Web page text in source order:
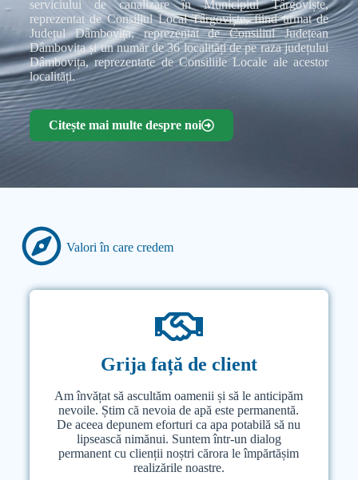
serviciului de canalizare în Municipiul Târgoviște,
reprezentat de Consiliul Local Târgoviște, fiind urmat de
Județul Dâmbovița, reprezentat de Consiliul Județean
Dâmbovița și un număr de 36 localități de pe raza județului
Dâmbovița, reprezentate de Consiliile Locale ale acestor
localități.
Citește mai multe despre noi
Valori în care credem
Grija față de client
Am învățat să ascultăm oamenii și să le anticipăm
nevoile. Știm că nevoia de apă este permanentă.
De aceea depunem eforturi ca apa potabilă să nu
lipsească nimănui. Suntem într-un dialog
permanent cu clienții noștri cărora le împărtășim
realizările noastre.
Grija față de client
Am învățat să ascultăm oamenii și să le anticipăm
nevoile. Știm că nevoia de apă este permanentă.
De aceea depunem eforturi ca apa potabilă să nu
lipsească nimănui. Suntem într-un dialog
permanent cu clienții noștri cărora le împărtășim
realizările noastre.